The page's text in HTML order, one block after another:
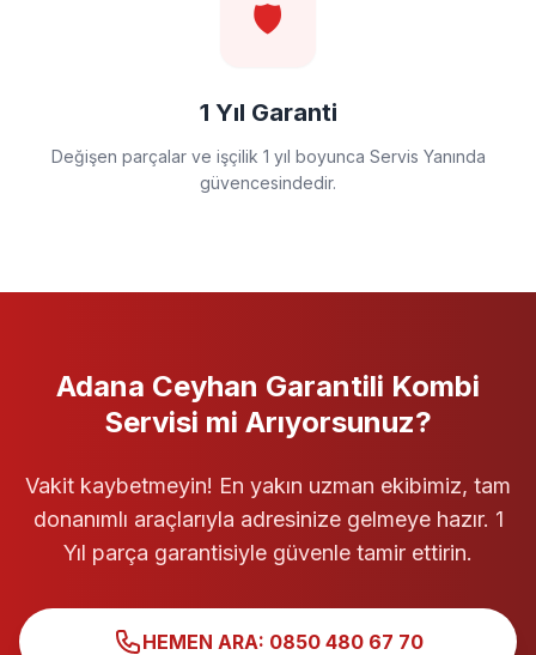
🛡️
1 Yıl Garanti
Değişen parçalar ve işçilik 1 yıl boyunca Servis Yanında
güvencesindedir.
Adana Ceyhan Garantili Kombi
Servisi mi Arıyorsunuz?
Vakit kaybetmeyin! En yakın uzman ekibimiz, tam
donanımlı araçlarıyla adresinize gelmeye hazır. 1
Yıl parça garantisiyle güvenle tamir ettirin.
HEMEN ARA: 0850 480 67 70